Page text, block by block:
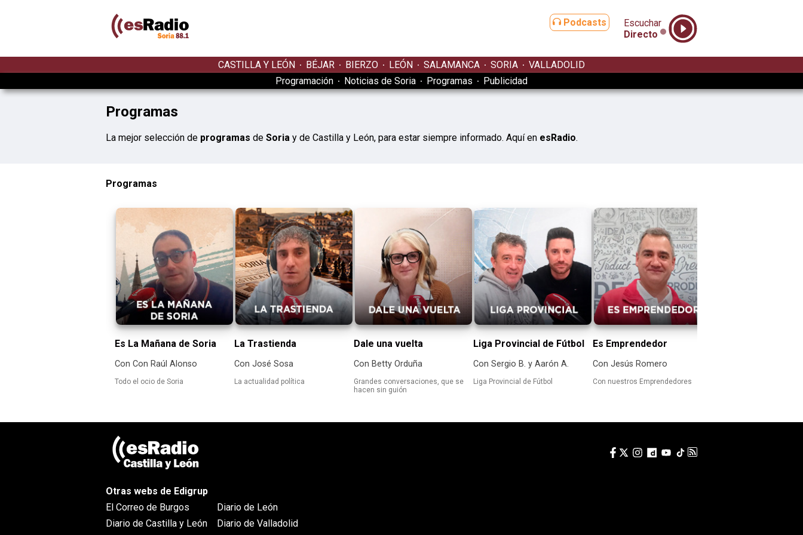
Podcasts
Escuchar
Directo
CASTILLA Y LEÓN BÉJAR BIERZO LEÓN SALAMANCA SORIA
VALLADOLID
Programación
Noticias de Soria Programas Publicidad
Programas
La mejor selección de programas de Soria y de Castilla y León, para estar siempre informado. Aquí en esRadio.
Programas
Es La Mañana de Soria
Con Con Raúl Alonso
Todo el ocio de Soria
La Trastienda
Con José Sosa
La actualidad política
Dale una vuelta
Con Betty Orduña
Grandes conversaciones, que se
hacen sin guión
Liga Provincial de Fútbol
Con Sergio B. y Aarón A.
Liga Provincial de Fútbol
Es Emprendedor
Con Jesús Romero
Con nuestros Emprendedores
Otras webs de Edigrup
El Correo de Burgos
Diario de Castilla y León
Diario de León
Diario de Valladolid